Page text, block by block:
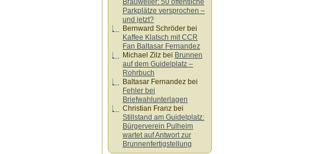
Brauweiler: 50 öffentliche
Parkplätze versprochen –
und jetzt?
Bernward Schröder bei
Kaffee Klatsch mit CCR
Fan Baltasar Fernandez
Michael Zilz bei Brunnen
auf dem Guidelplatz –
Rohrbuch
Baltasar Fernandez bei
Fehler bei
Briefwahlunterlagen
Christian Franz bei
Stillstand am Guidelplatz:
Bürgerverein Pulheim
wartet auf Antwort zur
Brunnenfertigstellung